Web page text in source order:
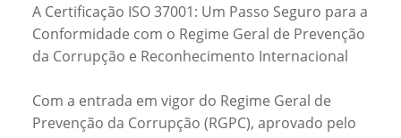
A Certificação ISO 37001: Um Passo Seguro para a
Conformidade com o Regime Geral de Prevenção
da Corrupção e Reconhecimento Internacional
Com a entrada em vigor do Regime Geral de
Prevenção da Corrupção (RGPC), aprovado pelo